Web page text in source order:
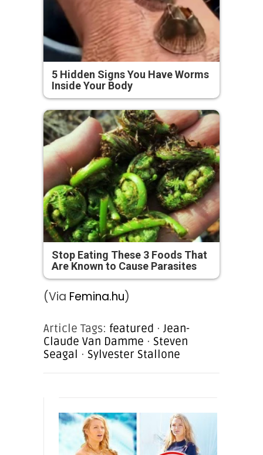
5 Hidden Signs You Have Worms
Inside Your Body
Stop Eating These 3 Foods That
Are Known to Cause Parasites
(Via Femina.hu)
Article Tags: featured · Jean-
Claude Van Damme · Steven
Seagal · Sylvester Stallone